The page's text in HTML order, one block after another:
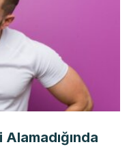
Beneficios de la natación
espinal. 2007.
beneficios-da-